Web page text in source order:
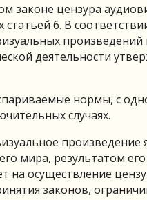
законе цензура
6. В
деятельности
нормы, с
случаях.
мира, результатом
на осуществление
законов,